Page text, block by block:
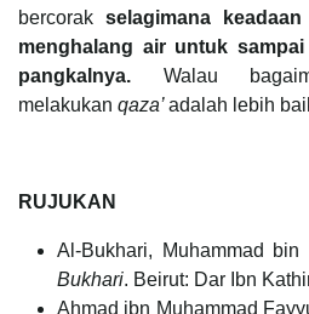
bercorak selagimana
menghalang air untuk
pangkalnya. Walau
melakukan qaza’adalah lebih
RUJUKAN
Al-Bukhari, Muhammad bin
Bukhari. Beirut: Dar Ibn
Ahmad ibn Muhammad